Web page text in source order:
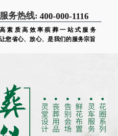
服务热线: 400-000-1116
高素质高效率殡葬一站式服务
让您省心、放心、是我们的服务宗旨